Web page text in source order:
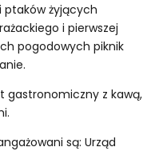
ptaków żyjących
i pierwszej
pogodowych piknik
gastronomiczny z kawą,
są: Urząd